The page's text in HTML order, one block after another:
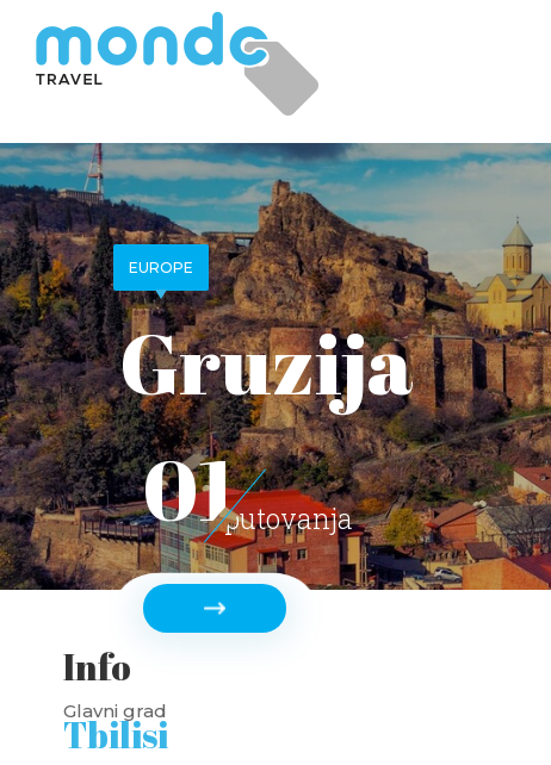
EUROPE
Gruzija
01putovanja
Info
Glavni grad
Tbilisi